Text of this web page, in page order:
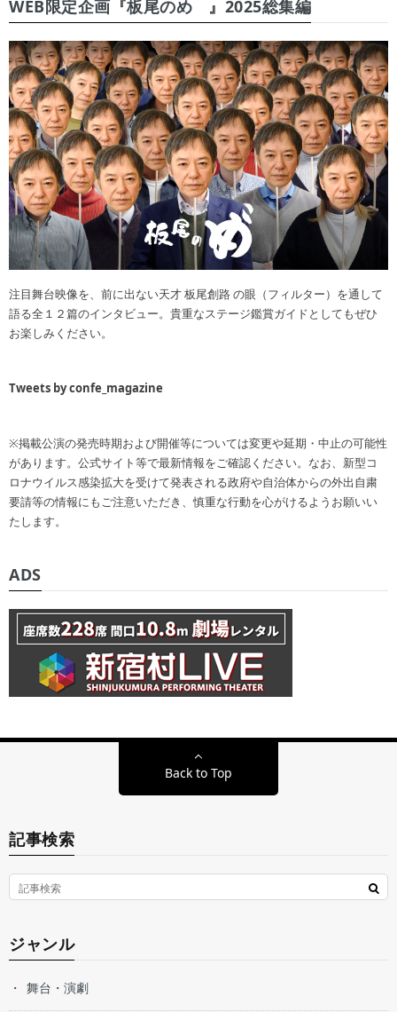
WEB限定企画『板尾のめ゙』2025総集編
注目舞台映像を、前に出ない天才 板尾創路 の眼（フィルター）を通して
語る全１２篇のインタビュー。貴重なステージ鑑賞ガイドとしてもぜひ
お楽しみください。
Tweets by confe_magazine
※掲載公演の発売時期および開催等については変更や延期・中止の可能性
があります。公式サイト等で最新情報をご確認ください。なお、新型コ
ロナウイルス感染拡大を受けて発表される政府や自治体からの外出自粛
要請等の情報にもご注意いただき、慎重な行動を心がけるようお願いい
たします。
ADS
Back to Top
記事検索
ジャンル
舞台・演劇